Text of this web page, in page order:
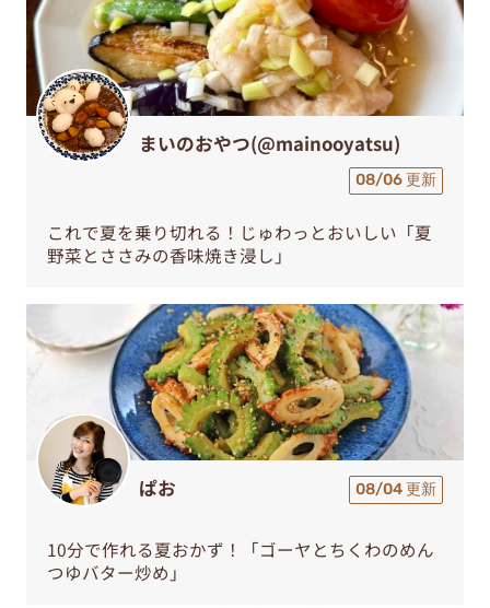
まいのおやつ(@mainooyatsu)
08/06 更新
これで夏を乗り切れる！じゅわっとおいしい「夏
野菜とささみの香味焼き浸し」
ぱお 08/04 更新
10分で作れる夏おかず！「ゴーヤとちくわのめん
つゆバター炒め」